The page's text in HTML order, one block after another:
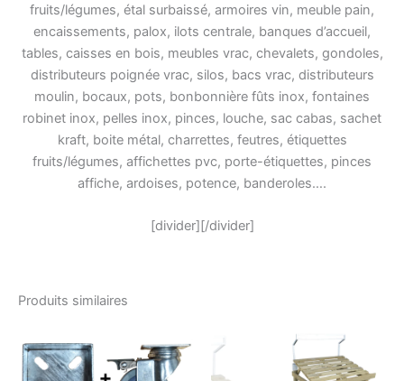
fruits/légumes, étal surbaissé, armoires vin, meuble pain,
encaissements, palox, ilots centrale, banques d’accueil,
tables, caisses en bois, meubles vrac, chevalets, gondoles,
distributeurs poignée vrac, silos, bacs vrac, distributeurs
moulin, bocaux, pots, bonbonnière fûts inox, fontaines
robinet inox, pelles inox, pinces, louche, sac cabas, sachet
kraft, boite métal, charrettes, feutres, étiquettes
fruits/légumes, affichettes pvc, porte-étiquettes, pinces
affiche, ardoises, potence, banderoles….
[divider][/divider]
Produits similaires